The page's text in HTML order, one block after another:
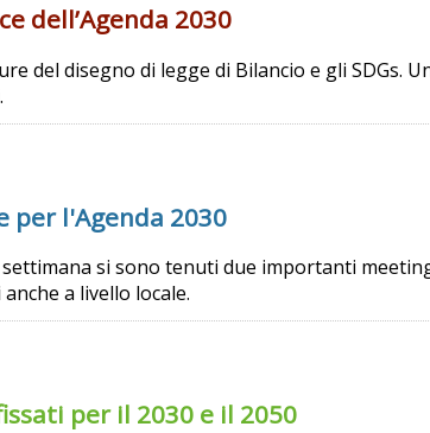
dell’Agenda 2030
del disegno di legge di Bilancio e gli SDGs.
per l'Agenda 2030
si sono tenuti due importanti
a livello locale.
per il 2030 e il 2050